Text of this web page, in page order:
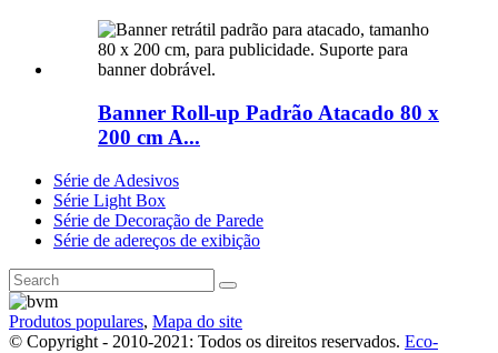
Banner Roll-up Padrão Atacado 80 x
200 cm A...
Série de Adesivos
Série Light Box
Série de Decoração de Parede
Série de adereços de exibição
Produtos populares, Mapa do site
© Copyright - 2010-2021: Todos os direitos reservados. Eco-